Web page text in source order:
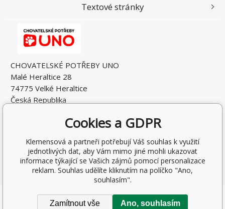
CHOVATELSKÉ POTŘEBY UNO
Malé Heraltice 28
74775 Velké Heraltice
Česká Republika
DIČ: CZ7405265549
Textové stránky
Copyright © 2026 Rostislav Hňátek
Cookies a GDPR
Klemensová a partneři potřebují Váš souhlas k využití
jednotlivých dat, aby Vám mimo jiné mohli ukazovat
informace týkající se Vašich zájmů pomocí personalizace
reklam. Souhlas udělíte kliknutím na políčko "Ano,
souhlasím".
Zamítnout vše Ano, souhlasím